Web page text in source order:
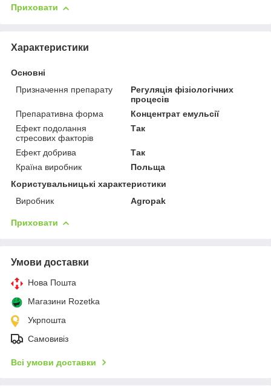
Приховати
Характеристики
Основні
Призначення препарату
Регуляція фізіологічних
процесів
Препаративна форма
Концентрат емульсії
Ефект подолання
стресових факторів
Так
Ефект добрива
Так
Країна виробник
Польща
Користувальницькі характеристики
Виробник
Agropak
Приховати
Умови доставки
Нова Пошта
Магазини Rozetka
Укрпошта
Самовивіз
Всі умови доставки